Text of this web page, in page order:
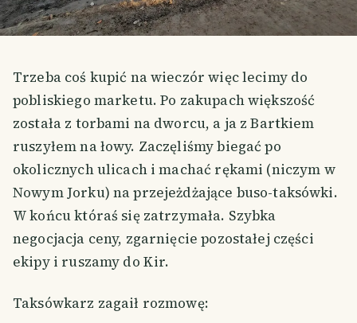
Trzeba coś kupić na wieczór więc lecimy do
pobliskiego marketu. Po zakupach większość
została z torbami na dworcu, a ja z Bartkiem
ruszyłem na łowy. Zaczęliśmy biegać po
okolicznych ulicach i machać rękami (niczym w
Nowym Jorku) na przejeżdżające buso-taksówki.
W końcu któraś się zatrzymała. Szybka
negocjacja ceny, zgarnięcie pozostałej części
ekipy i ruszamy do Kir.
Taksówkarz zagaił rozmowę: